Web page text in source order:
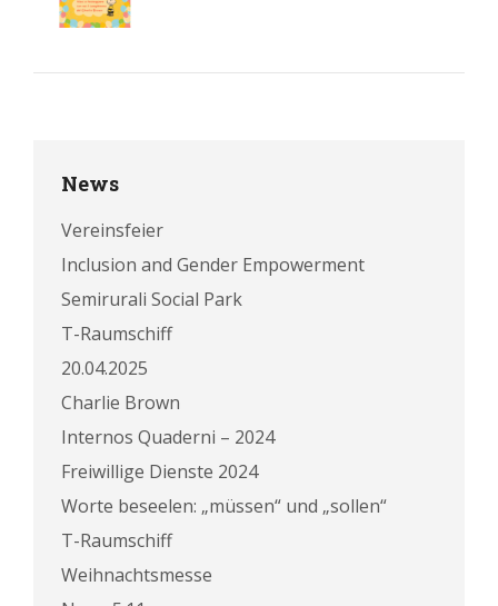
News
Vereinsfeier
Inclusion and Gender Empowerment
Semirurali Social Park
T-Raumschiff
20.04.2025
Charlie Brown
Internos Quaderni – 2024
Freiwillige Dienste 2024
Worte beseelen: „müssen“ und „sollen“
T-Raumschiff
Weihnachtsmesse